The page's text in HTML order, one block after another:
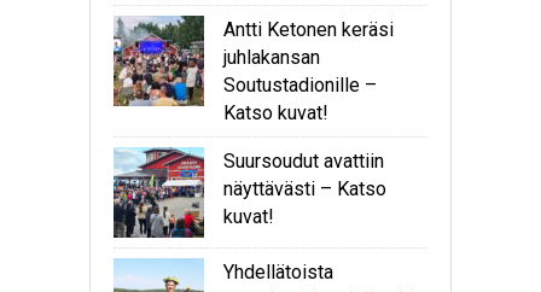
Antti Ketonen keräsi
juhlakansan
Soutustadionille –
Katso kuvat!
Suursoudut avattiin
näyttävästi – Katso
kuvat!
Yhdellätoista